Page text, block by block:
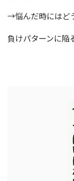
→悩んだ時にはど
負けパターンに陥